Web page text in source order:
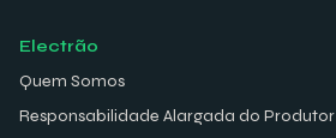
Electrão
Quem Somos
Responsabilidade Alargada do Produtor